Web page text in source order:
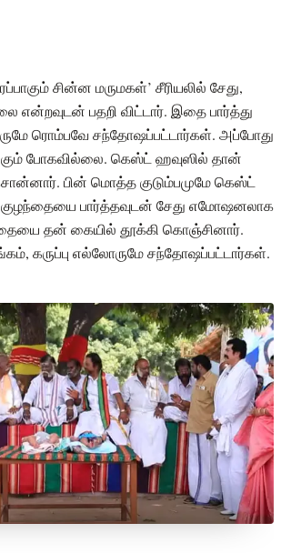
சின்ன மருமகள்’ சீரியலில் சேது,
என்றவுடன் பதறி விட்டார். இதை பார்த்து
ரொம்பவே சந்தோஷப்பட்டார்கள். அப்போது
போகவில்லை. கெஸ்ட் ஹவுஸில் தான்
பின் மொத்த குடும்பமுமே கெஸ்ட்
பார்த்தவுடன் சேது எமோஷனலாக
தன் கையில் தூக்கி கொஞ்சினார்.
கருப்பு எல்லோருமே சந்தோஷப்பட்டார்கள்.